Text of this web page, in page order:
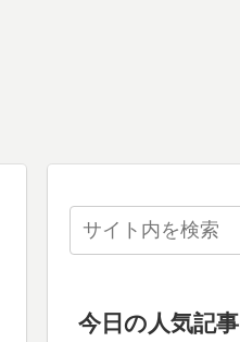
今日の人気記事